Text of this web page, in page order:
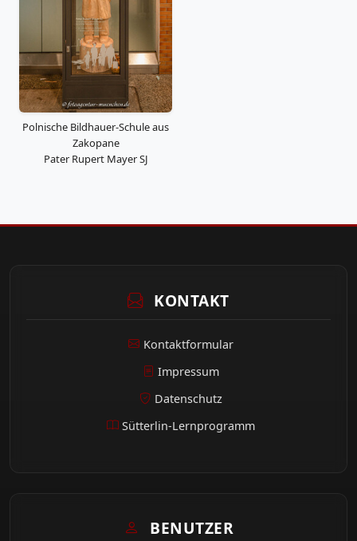
Polnische Bildhauer-Schule aus
Zakopane
Pater Rupert Mayer SJ
KONTAKT
Kontaktformular
Impressum
Datenschutz
Sütterlin-Lernprogramm
BENUTZER